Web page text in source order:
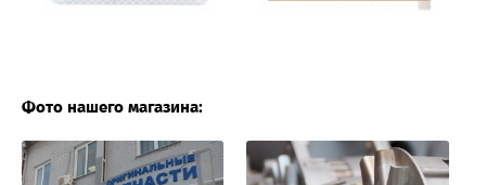
Фото нашего магазина: